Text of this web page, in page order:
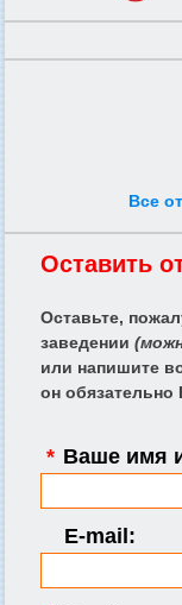
Все
Оставить
Оставьте,
заведении
или напишите
он обязательно
* Ваше имя
E-mail: